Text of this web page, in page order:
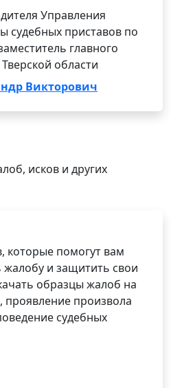
Управления
судебных приставов по
главного
области
Викторович
исков и других
помогут вам
и защитить свои
образцы жалоб на
проявление произвола
судебных